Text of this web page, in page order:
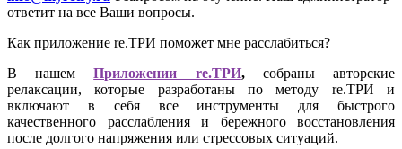
ответит на все Ваши вопросы.
Как приложение re.ТРИ поможет мне расслабиться?
В нашем
Приложении re.ТРИ,собраны авторские
релаксации, которые разработаны по методу re.ТРИ и
включают в себя все инструменты для быстрого
качественного расслабления и бережного восстановления
после долгого напряжения или стрессовых ситуаций.